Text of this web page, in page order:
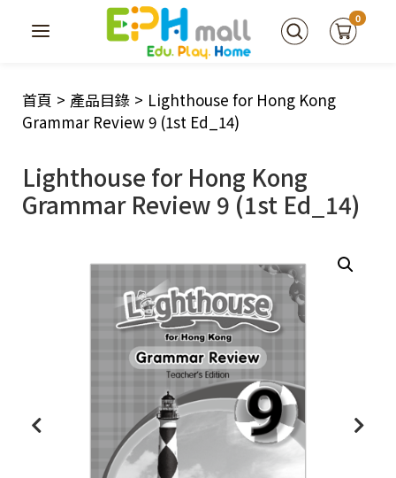
0
首頁 > 產品目錄 > Lighthouse for Hong Kong
Grammar Review 9 (1st Ed_14)
Lighthouse for Hong Kong
Grammar Review 9 (1st Ed_14)